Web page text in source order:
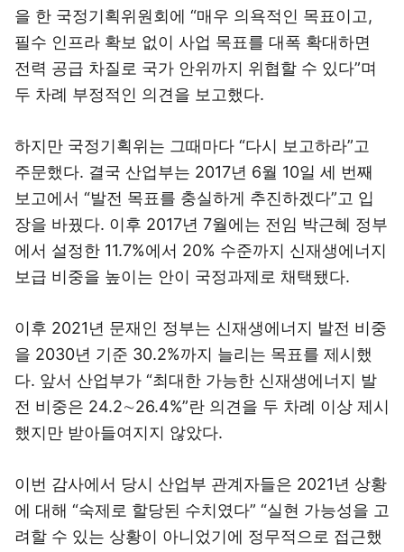
을 한 국정기획위원회에 “매우 의욕적인 목표이고,
필수 인프라 확보 없이 사업 목표를 대폭 확대하면
전력 공급 차질로 국가 안위까지 위협할 수 있다”며
두 차례 부정적인 의견을 보고했다.
하지만 국정기획위는 그때마다 “다시 보고하라”고
주문했다. 결국 산업부는 2017년 6월 10일 세 번째
보고에서 “발전 목표를 충실하게 추진하겠다”고 입
장을 바꿨다. 이후 2017년 7월에는 전임 박근혜 정부
에서 설정한 11.7%에서 20% 수준까지 신재생에너지
보급 비중을 높이는 안이 국정과제로 채택됐다.
이후 2021년 문재인 정부는 신재생에너지 발전 비중
을 2030년 기준 30.2%까지 늘리는 목표를 제시했
다. 앞서 산업부가 “최대한 가능한 신재생에너지 발
전 비중은 24.2∼26.4%”란 의견을 두 차례 이상 제시
했지만 받아들여지지 않았다.
이번 감사에서 당시 산업부 관계자들은 2021년 상황
에 대해 “숙제로 할당된 수치였다” “실현 가능성을 고
려할 수 있는 상황이 아니었기에 정무적으로 접근했